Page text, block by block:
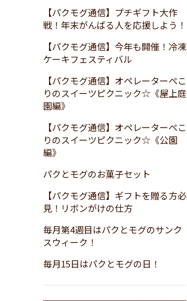
【パクモグ通信】プチギフト大作
戦！年末がんばる人を応援しよう！
【パクモグ通信】今年も開催！冷凍
ケーキフェスティバル
【パクモグ通信】オペレーターぺこ
りのスイーツピクニック☆《屋上庭
園編》
【パクモグ通信】オペレーターぺこ
りのスイーツピクニック☆《公園
編》
パクとモグのお菓子セット
【パクモグ通信】ギフトを贈る方必
見！リボンがけの仕方
毎月第4週目はパクとモグのサンク
スウィーク！
毎月15日はパクとモグの日！